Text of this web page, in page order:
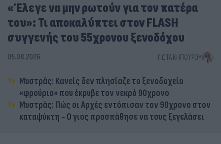
«Έλεγε να μην ρωτούν για τον πατέρα
του»: Τι αποκαλύπτει στον FLASH
συγγενής του 55χρονου ξενοδόχου
05.08.2026 ΓΙΏΤΑ ΚΗΠΟΥΡΟΎ
Μυστράς: Κανείς δεν πλησίαζε το ξενοδοχείο
«φρούριο» που έκρυβε τον νεκρό 90χρονο
Μυστράς: Πώς οι Αρχές εντόπισαν τον 90χρονο στον
καταψύκτη - Ο γιος προσπάθησε να τους ξεγελάσει